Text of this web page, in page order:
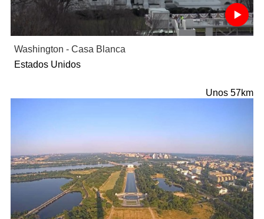
Washington - Casa Blanca
Estados Unidos
Unos 57km